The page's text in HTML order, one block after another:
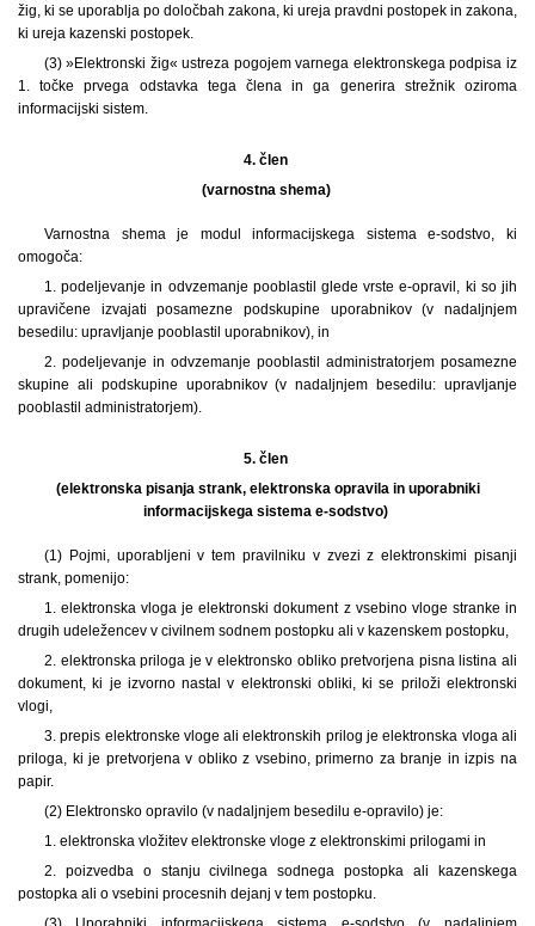
žig, ki se uporablja po določbah zakona, ki ureja pravdni postopek in zakona,
ki ureja kazenski postopek.
(3) »Elektronski žig« ustreza pogojem varnega elektronskega podpisa iz
1. točke prvega odstavka tega člena in ga generira strežnik oziroma
informacijski sistem.
4. člen
(varnostna shema)
Varnostna shema je modul informacijskega sistema e-sodstvo, ki
omogoča:
1. podeljevanje in odvzemanje pooblastil glede vrste e-opravil, ki so jih
upravičene izvajati posamezne podskupine uporabnikov (v nadaljnjem
besedilu: upravljanje pooblastil uporabnikov), in
2. podeljevanje in odvzemanje pooblastil administratorjem posamezne
skupine ali podskupine uporabnikov (v nadaljnjem besedilu: upravljanje
pooblastil administratorjem).
5. člen
(elektronska pisanja strank, elektronska opravila in uporabniki
informacijskega sistema e-sodstvo)
(1) Pojmi, uporabljeni v tem pravilniku v zvezi z elektronskimi pisanji
strank, pomenijo:
1. elektronska vloga je elektronski dokument z vsebino vloge stranke in
drugih udeležencev v civilnem sodnem postopku ali v kazenskem postopku,
2. elektronska priloga je v elektronsko obliko pretvorjena pisna listina ali
dokument, ki je izvorno nastal v elektronski obliki, ki se priloži elektronski
vlogi,
3. prepis elektronske vloge ali elektronskih prilog je elektronska vloga ali
priloga, ki je pretvorjena v obliko z vsebino, primerno za branje in izpis na
papir.
(2) Elektronsko opravilo (v nadaljnjem besedilu e-opravilo) je:
1. elektronska vložitev elektronske vloge z elektronskimi prilogami in
2. poizvedba o stanju civilnega sodnega postopka ali kazenskega
postopka ali o vsebini procesnih dejanj v tem postopku.